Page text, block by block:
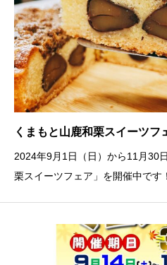
くまもと山鹿和栗スイーツフ
2024年9月1日（日）から11月30
栗スイーツフェア」を開催中です
してありますので、お店を巡って